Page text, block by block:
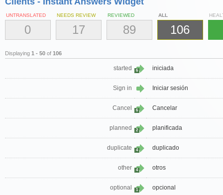
UNTRANSLATED
0
NEEDS REVIEW
17
REVIEWED
89
ALL
106
Displaying 1 - 50 of 106
started 6 iniciada
Sign in Iniciar sesión
Cancel 6 Cancelar
planned 2 planificada
duplicate 4 duplicado
other 4 otros
optional 1 opcional